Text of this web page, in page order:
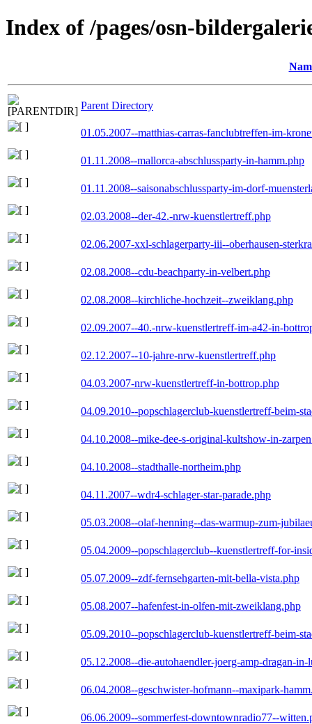
Index of /pages/osn-
Parent Directory
01.05.2007--matthias-carras-fanclubtreffen-im-
01.11.2008--mallorca-abschlussparty-in-hamm.php
01.11.2008--saisonabschlussparty-im-dorf-
02.03.2008--der-42.-nrw-kuenstlertreff.php
02.06.2007-xxl-schlagerparty-iii--oberhausen-
02.08.2008--cdu-beachparty-in-velbert.php
02.08.2008--kirchliche-hochzeit--zweiklang.php
02.09.2007--40.-nrw-kuenstlertreff-im-a42-in-
02.12.2007--10-jahre-nrw-kuenstlertreff.php
04.03.2007-nrw-kuenstlertreff-in-bottrop.php
04.09.2010--popschlagerclub-kuenstlertreff-beim-
04.10.2008--mike-dee-s-original-kultshow-in-
04.10.2008--stadthalle-northeim.php
04.11.2007--wdr4-schlager-star-parade.php
05.03.2008--olaf-henning--das-warmup-zum-
05.04.2009--popschlagerclub--kuenstlertreff-for-
05.07.2009--zdf-fernsehgarten-mit-bella-vista.php
05.08.2007--hafenfest-in-olfen-mit-zweiklang.php
05.09.2010--popschlagerclub-kuenstlertreff-beim-
05.12.2008--die-autohaendler-joerg-amp-dragan-in-
06.04.2008--geschwister-hofmann--maxipark-
06.06.2009--sommerfest-downtownradio77--